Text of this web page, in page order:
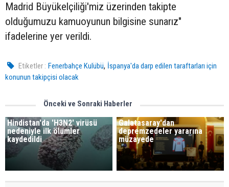
Madrid Büyükelçiliği'miz üzerinden takipte
olduğumuzu kamuoyunun bilgisine sunarız"
ifadelerine yer verildi.
Etiketler : Fenerbahçe Kulübü, İspanya'da darp edilen taraftarları için
konunun takipçisi olacak
Önceki ve Sonraki Haberler
Hindistan'da 'H3N2' virüsü
nedeniyle ilk ölümler
kaydedildi
Galatasaray'dan
depremzedeler yararına
müzayede